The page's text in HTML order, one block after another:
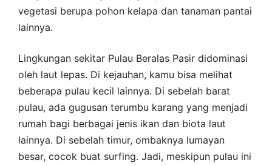
vegetasi berupa pohon kelapa dan tanaman pantai
lainnya.
Lingkungan sekitar Pulau Beralas Pasir didominasi
oleh laut lepas. Di kejauhan, kamu bisa melihat
beberapa pulau kecil lainnya. Di sebelah barat
pulau, ada gugusan terumbu karang yang menjadi
rumah bagi berbagai jenis ikan dan biota laut
lainnya. Di sebelah timur, ombaknya lumayan
besar, cocok buat surfing. Jadi, meskipun pulau ini